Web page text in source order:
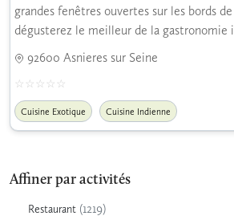
Affiner par activités
Restaurant (1219)
grandes fenêtres ouvertes sur les bords
dégusterez le meilleur de la gastronomie
92600 Asnieres sur Seine
Cuisine Exotique Cuisine Indienne